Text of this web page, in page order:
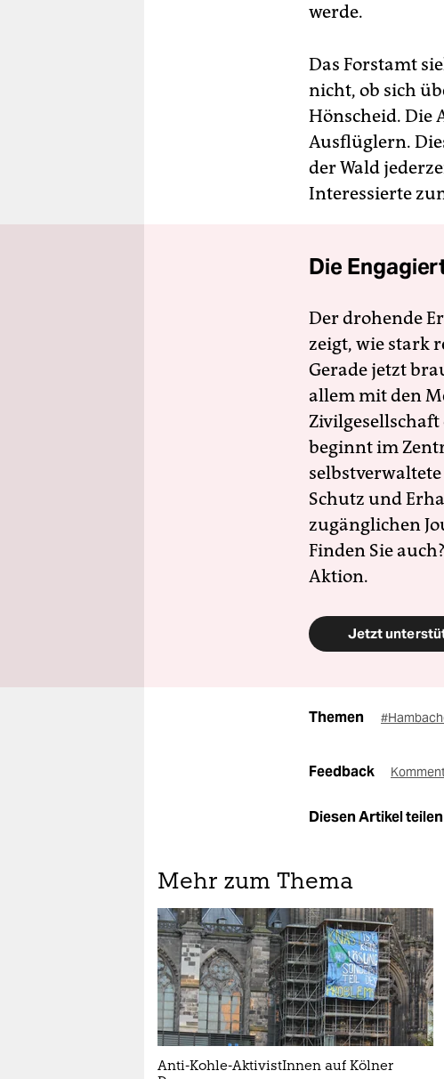
werde.
Das Forstamt
nicht, ob sich
Hönscheid. Die
Ausflüglern.
der Wald
Interessierte
Die
Der drohende
zeigt, wie stark
Gerade jetzt
allem mit den
beginnt im
Schutz und
zugänglichen
Finden Sie
Aktion.
Jetzt
Themen
Feedback
Diesen Artikel teilen
Mehr zum Thema
Anti-Kohle-AktivistInnen auf Kölner